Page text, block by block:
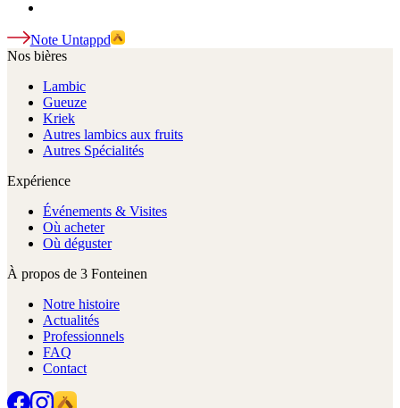
Note Untappd
Nos bières
Lambic
Gueuze
Kriek
Autres lambics aux fruits
Autres Spécialités
Expérience
Événements & Visites
Où acheter
Où déguster
À propos de 3 Fonteinen
Notre histoire
Actualités
Professionnels
FAQ
Contact